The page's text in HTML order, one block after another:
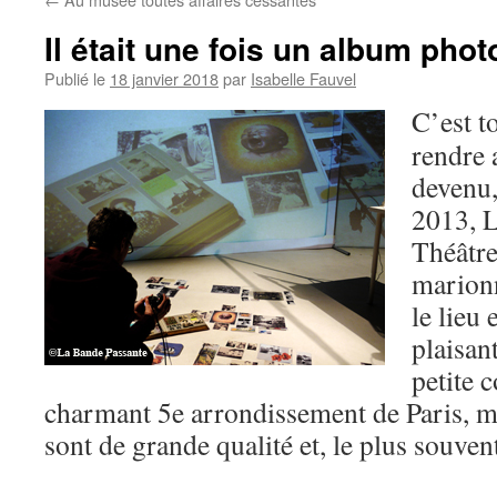
Il était une fois un album
Publié le 18 janvier 2018par Isabelle Fauvel
C’est
rendre
2013,
le lieu
petite
charmant 5e arrondissement de Paris,
sont de grande qualité et, le plus